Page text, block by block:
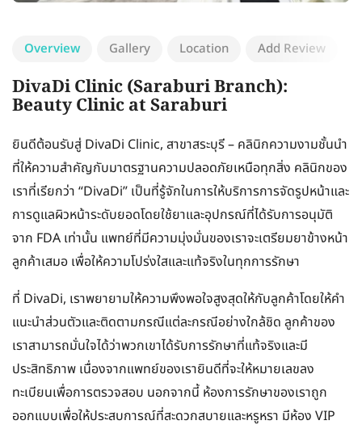
Overview Gallery Location Add Review
DivaDi Clinic (Saraburi Branch):
Beauty Clinic at Saraburi
ยินดีต้อนรับสู่ DivaDi Clinic, สาขาสระบุรี – คลินิกความงามชั้นนำ
ที่ให้ความสำคัญกับมาตรฐานความปลอดภัยเหนือทุกสิ่ง คลินิกของ
เราที่เรียกว่า “DivaDi” เป็นที่รู้จักในการให้บริการการจัดรูปหน้าและ
การดูแลผิวหน้าระดับยอดโดยใช้ยาและอุปกรณ์ที่ได้รับการอนุมัติ
จาก FDA เท่านั้น แพทย์ที่มีความมุ่งมั่นของเราจะเตรียมยาข้างหน้า
ลูกค้าเสมอ เพื่อให้ความโปร่งใสและแท้จริงในทุกการรักษา
ที่ DivaDi, เราพยายามให้ความพึงพอใจสูงสุดให้กับลูกค้าโดยให้คำ
แนะนำส่วนตัวและติดตามกรณีแต่ละกรณีอย่างใกล้ชิด ลูกค้าของ
เราสามารถมั่นใจได้ว่าพวกเขาได้รับการรักษาที่แท้จริงและมี
ประสิทธิภาพ เนื่องจากแพทย์ของเรายินดีที่จะให้หมายเลขลง
ทะเบียนเพื่อการตรวจสอบ นอกจากนี้ ห้องการรักษาของเราถูก
ออกแบบเพื่อให้ประสบการณ์ที่สะดวกสบายและหรูหรา มีห้อง VIP